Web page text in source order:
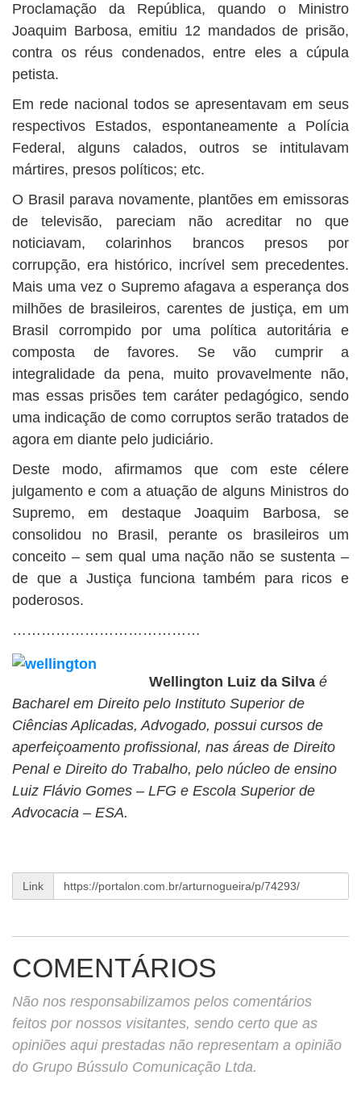
Proclamação da República, quando o Ministro
Joaquim Barbosa, emitiu 12 mandados de prisão,
contra os réus condenados, entre eles a cúpula
petista.
Em rede nacional todos se apresentavam em seus
respectivos Estados, espontaneamente a Polícia
Federal, alguns calados, outros se intitulavam
mártires, presos políticos; etc.
O Brasil parava novamente, plantões em emissoras
de televisão, pareciam não acreditar no que
noticiavam, colarinhos brancos presos por
corrupção, era histórico, incrível sem precedentes.
Mais uma vez o Supremo afagava a esperança dos
milhões de brasileiros, carentes de justiça, em um
Brasil corrompido por uma política autoritária e
composta de favores. Se vão cumprir a
integralidade da pena, muito provavelmente não,
mas essas prisões tem caráter pedagógico, sendo
uma indicação de como corruptos serão tratados de
agora em diante pelo judiciário.
Deste modo, afirmamos que com este célere
julgamento e com a atuação de alguns Ministros do
Supremo, em destaque Joaquim Barbosa, se
consolidou no Brasil, perante os brasileiros um
conceito – sem qual uma nação não se sustenta –
de que a Justiça funciona também para ricos e
poderosos.
…………………………………
Wellington Luiz da Silva é
Bacharel em Direito pelo Instituto Superior de
Ciências Aplicadas, Advogado, possui cursos de
aperfeiçoamento profissional, nas áreas de Direito
Penal e Direito do Trabalho, pelo núcleo de ensino
Luiz Flávio Gomes – LFG e Escola Superior de
Advocacia – ESA.
Link
COMENTÁRIOS
Não nos responsabilizamos pelos comentários
feitos por nossos visitantes, sendo certo que as
opiniões aqui prestadas não representam a opinião
do Grupo Bússulo Comunicação Ltda.